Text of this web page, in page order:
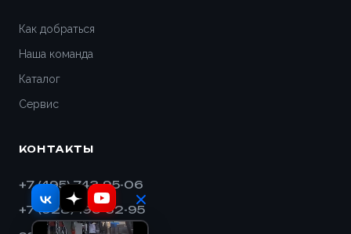
Как добраться
Наша команда
Каталог
Сервис
КОНТАКТЫ
+7 (495) 743-95-06
+7 (928) 193-32-95